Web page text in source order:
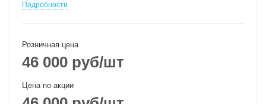
Подробности
Розничная цена
46 000 руб/шт
Цена по акции